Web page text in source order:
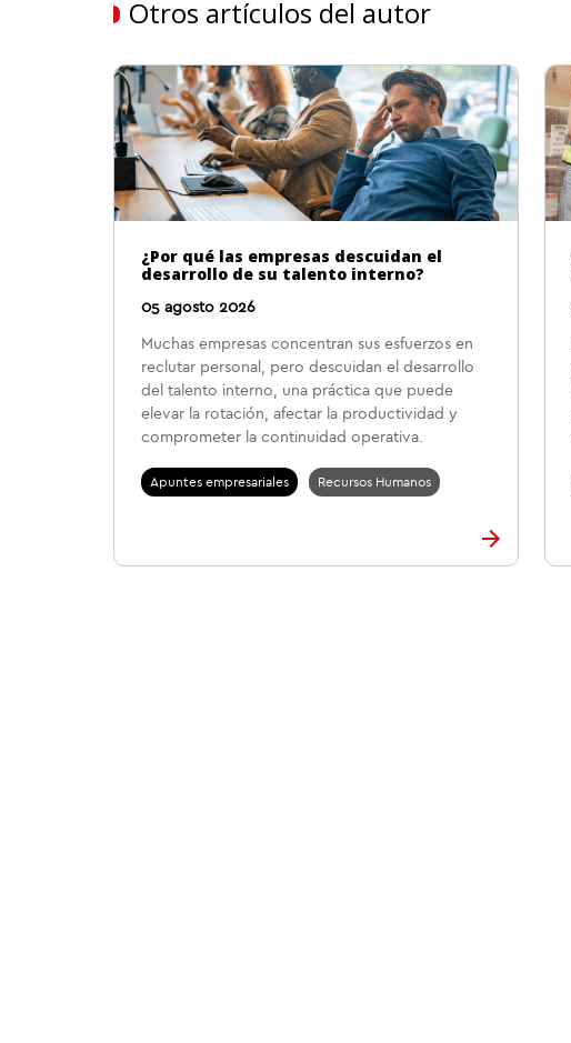
Otros artículos del autor
¿Por qué las empresas descuidan el
desarrollo de su talento interno?
05 agosto 2026
Muchas empresas concentran sus esfuerzos en
reclutar personal, pero descuidan el desarrollo
del talento interno, una práctica que puede
elevar la rotación, afectar la productividad y
comprometer la continuidad operativa.
Apuntes empresariales Recursos Humanos